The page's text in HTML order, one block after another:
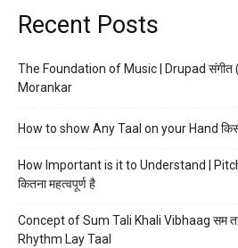
Recent Posts
The Foundation of Music | Drupad
Morankar
How to show Any Taal on your Hand किसी
How Important is it to Understand |
कितना महत्वपूर्ण है
Concept of Sum Tali Khali Vibhaag सम
Rhythm Lay Taal